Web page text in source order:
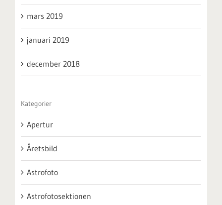
mars 2019
januari 2019
december 2018
Kategorier
Apertur
Åretsbild
Astrofoto
Astrofotosektionen